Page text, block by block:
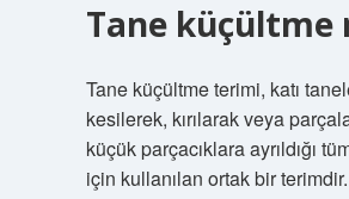
Tane küçültme
Tane küçültme terimi, katı
kesilerek, kırılarak veya
küçük parçacıklara ayrıldığı
için kullanılan ortak bir terimdir.